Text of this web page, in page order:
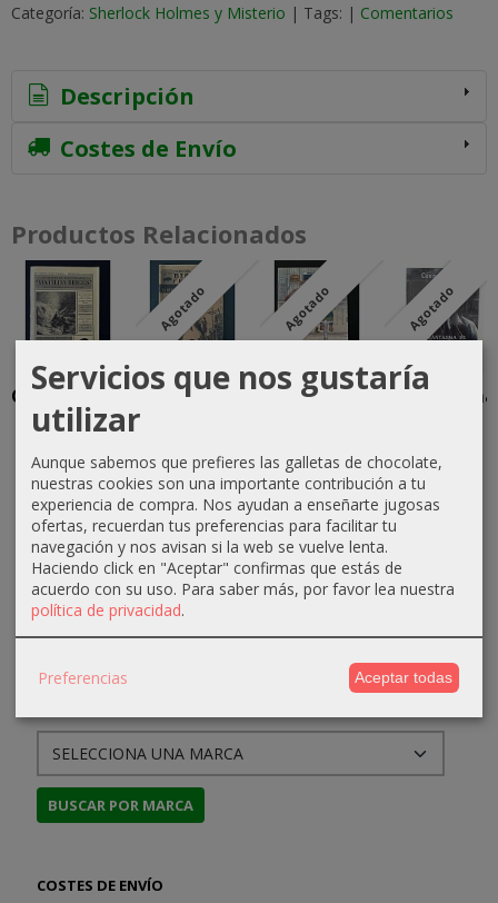
COSTES DE ENVÍO
Categoría: Sherlock Holmes y Misterio | Tags: | Comentarios
Descripción
Costes de Envío
Productos Relacionados
Cuaderno de
Bitácora del
6,00 €
Agotado
La Rata
el...
5,00 €
Agotado
Sherlock
los...
12,00 €
Agotado
El Fantasma
15,00 €
Servicios que nos gustaría
utilizar
Aunque sabemos que prefieres las galletas de chocolate,
nuestras cookies son una importante contribución a tu
experiencia de compra. Nos ayudan a enseñarte jugosas
ofertas, recuerdan tus preferencias para facilitar tu
navegación y nos avisan si la web se vuelve lenta.
Haciendo click en "Aceptar" confirmas que estás de
acuerdo con su uso. Para saber más, por favor lea nuestra
política de privacidad.
Preferencias Aceptar todas